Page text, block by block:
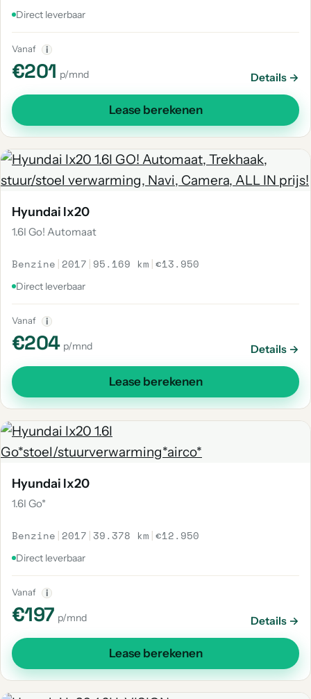
Direct leverbaar
Vanaf i
€201 p/mnd Details →
Lease berekenen
Hyundai Ix20
1.6I Go! Automaat
Benzine | 2017 | 95.169 km |€13.950
Direct leverbaar
Vanaf i
€204 p/mnd Details →
Lease berekenen
Hyundai Ix20
1.6I Go*
Benzine | 2017 | 39.378 km |€12.950
Direct leverbaar
Vanaf i
€197 p/mnd Details →
Lease berekenen